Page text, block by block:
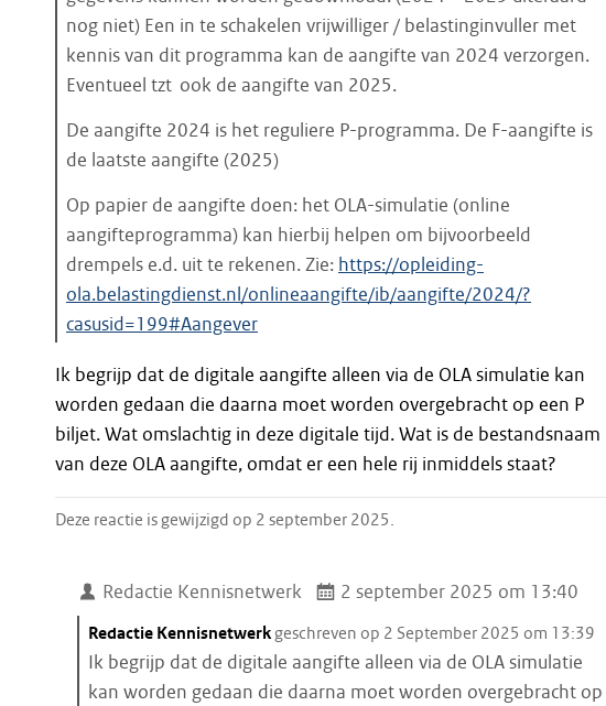
nog niet) Een in te schakelen vrijwilliger / belastinginvuller met
kennis van dit programma kan de aangifte van 2024 verzorgen.
Eventueel tzt ook de aangifte van 2025.
De aangifte 2024 is het reguliere P-programma. De F-aangifte is
de laatste aangifte (2025)
Op papier de aangifte doen: het OLA-simulatie (online
aangifteprogramma) kan hierbij helpen om bijvoorbeeld
drempels e.d. uit te rekenen. Zie: https://opleiding-
ola.belastingdienst.nl/onlineaangifte/ib/aangifte/2024/?
casusid=199#Aangever
citaat
Ik begrijp dat de digitale aangifte alleen via de OLA simulatie kan
worden gedaan die daarna moet worden overgebracht op een P
biljet. Wat omslachtig in deze digitale tijd. Wat is de bestandsnaam
van deze OLA aangifte, omdat er een hele rij inmiddels staat?
Deze reactie is gewijzigd op 2 september 2025.
Redactie Kennisnetwerk 2 september 2025 om 13:40
Citaat
starten
Redactie Kennisnetwerk geschreven op 2 September 2025 om 13:39
Ik begrijp dat de digitale aangifte alleen via de OLA simulatie
kan worden gedaan die daarna moet worden overgebracht op